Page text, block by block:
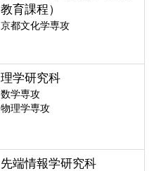
教育課程）
京都文化学専攻
理学研究科
数学専攻
物理学専攻
先端情報学研究科